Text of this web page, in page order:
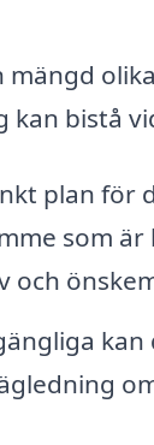
bistå
plan för
som
och